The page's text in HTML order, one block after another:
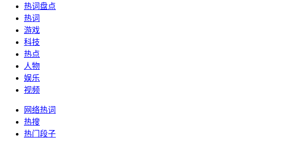
热词盘点
热词
游戏
科技
热点
人物
娱乐
视频
网络热词
热搜
热门段子